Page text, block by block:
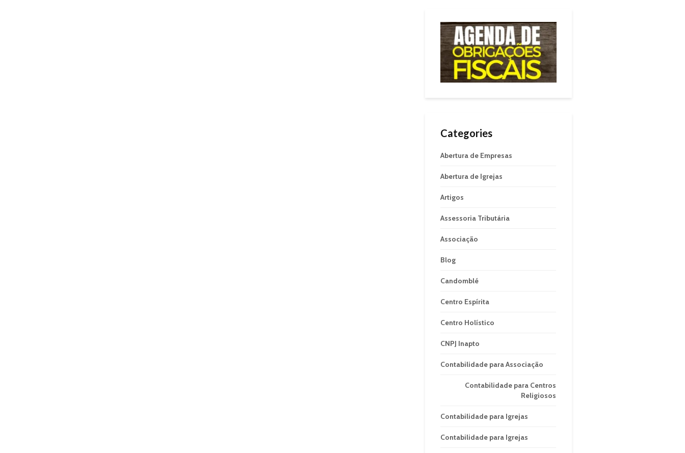
Categories
Abertura de Empresas
Abertura de Igrejas
Artigos
Assessoria Tributária
Associação
Blog
Candomblé
Centro Espírita
Centro Holístico
CNPJ Inapto
Contabilidade para Associação
Contabilidade para Centros
Religiosos
Contabilidade para Igrejas
Contabilidade para Igrejas